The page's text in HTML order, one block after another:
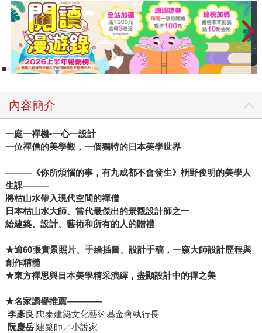
內容簡介
一庭一禪機•一心一設計
一位禪僧的美學觀，一個獨特的日本美學世界
―――《你所煩惱的事，有九成都不會發生》枡野俊明的美學人
生課―――
將枯山水帶入現代空間的禪僧
日本枯山水大師、當代最傑出的景觀設計師之一
給建築、設計、藝術和所有的人的贈禮
★逾60張實景照片、手繪插圖、設計手稿，一窺大師設計歷程與
創作精髓
★東方禪思與日本美學精采演繹，盡顯設計中的禪之美
★名家讚譽推薦――――
李彥良 ∣忠泰建築文化藝術基金會執行長
阮慶岳∣建築師╱小說家